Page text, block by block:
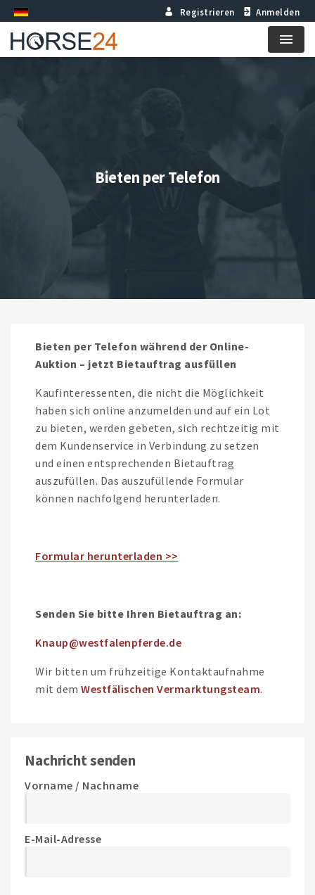
Registrieren Anmelden
Menu
Bieten per Telefon
Bieten per Telefon während der Online-
Auktion – jetzt Bietauftrag ausfüllen
Kaufinteressenten, die nicht die Möglichkeit
haben sich online anzumelden und auf ein Lot
zu bieten, werden gebeten, sich rechtzeitig mit
dem Kundenservice in Verbindung zu setzen
und einen entsprechenden Bietauftrag
auszufüllen. Das auszufüllende Formular
können nachfolgend herunterladen.
Formular herunterladen >>
Senden Sie bitte Ihren Bietauftrag an:
Knaup@westfalenpferde.de
Wir bitten um frühzeitige Kontaktaufnahme
mit dem Westfälischen Vermarktungsteam.
Nachricht senden
Vorname / Nachname
E-Mail-Adresse